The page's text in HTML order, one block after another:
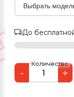
До
Количество:
- +